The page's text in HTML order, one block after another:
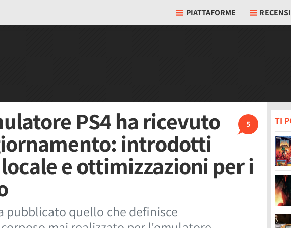
PIATTAFORME
5
PS4 ha ricevuto
introdotti
e ottimizzazioni per i
pubblicato quello che definisce
TI